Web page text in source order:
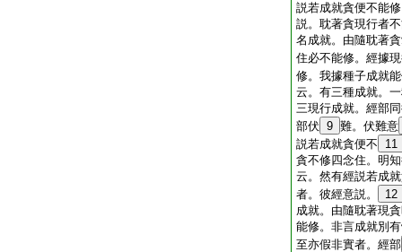
説若成就貪便不能
説。耽著貪現行者
名成就。由隨耽著
住必不能修。經據
修。我據種子成就
云。有三種成就。
三現行成就。經部
部伏 9 難。伏難意
説若成就貪便不
11
貪不修四念住。明
云。然有經説若成
者。彼經意説。
12
成就。由隨耽著現
能修。非言成就
至亦假非實者。經部